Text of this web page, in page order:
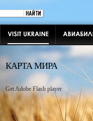
КАРТА МИРА
Get Adobe Flash player